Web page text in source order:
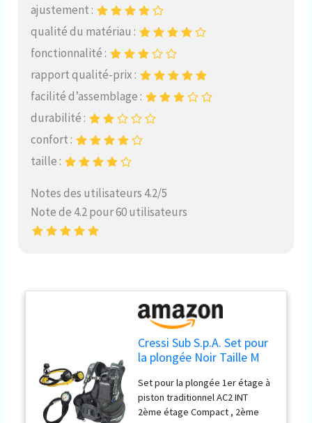
ajustement :
qualité du matériau :
fonctionnalité :
rapport qualité-prix :
facilité d’assemblage :
durabilité :
confort :
taille :
Notes des utilisateurs 4.2/5
Note de 4.2 pour 60 utilisateurs
Cressi Sub S.p.A. Set pour
la plongée Noir Taille M
Set pour la plongée 1er étage à
piston traditionnel AC2 INT
2ème étage Compact , 2ème